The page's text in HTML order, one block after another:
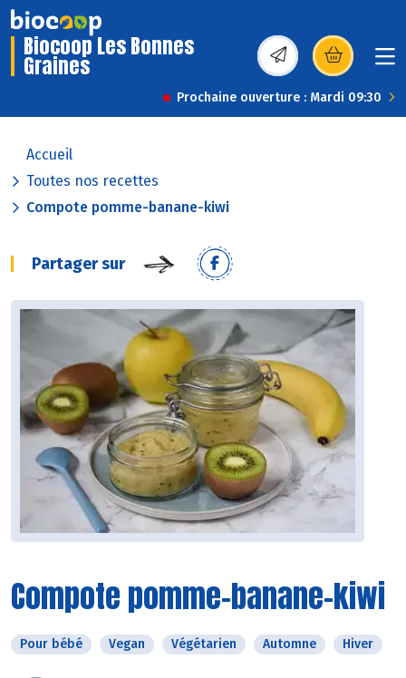
Biocoop Les Bonnes
Graines (s’ouvre dans une
Prochaine ouverture : Mardi 09:30
Accueil
Toutes nos recettes
Compote pomme-banane-kiwi
Partager sur
Compote pomme-banane-kiwi
Pour bébé Vegan Végétarien Automne Hiver